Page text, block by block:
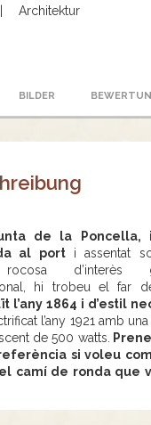
Architektur
BILDER
de la Poncella,
al porti assentat
d’interès
hi trobeu el far
l’any 1864 i d’estil
l’any 1921 amb
de 500 watts.
si voleu
camí de ronda que